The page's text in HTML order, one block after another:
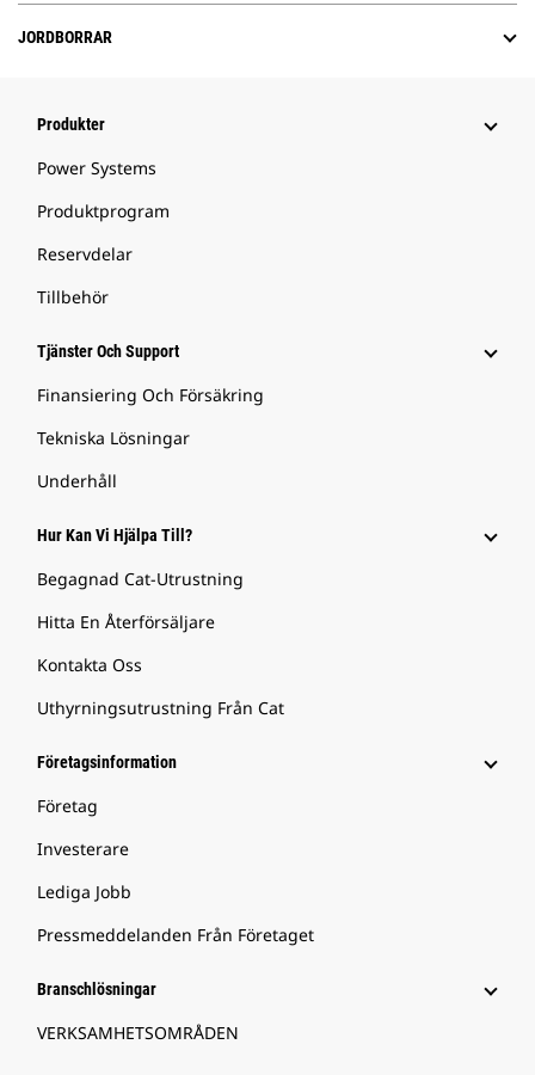
JORDBORRAR
Produkter
Power Systems
Produktprogram
Reservdelar
Tillbehör
Tjänster Och Support
Finansiering Och Försäkring
Tekniska Lösningar
Underhåll
Hur Kan Vi Hjälpa Till?
Begagnad Cat-Utrustning
Hitta En Återförsäljare
Kontakta Oss
Uthyrningsutrustning Från Cat
Företagsinformation
Företag
Investerare
Lediga Jobb
Pressmeddelanden Från Företaget
Branschlösningar
VERKSAMHETSOMRÅDEN